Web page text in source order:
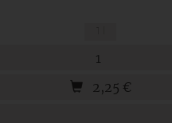
2,25 €